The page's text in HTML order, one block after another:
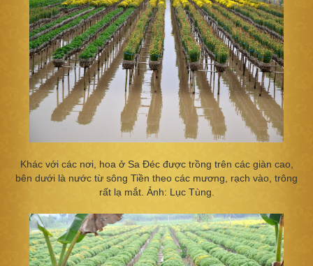
Khác với các nơi, hoa ở Sa Đéc được trồng trên các giàn cao,
bên dưới là nước từ sông Tiền theo các mương, rạch vào, trông
rất lạ mắt. Ảnh: Lục Tùng.